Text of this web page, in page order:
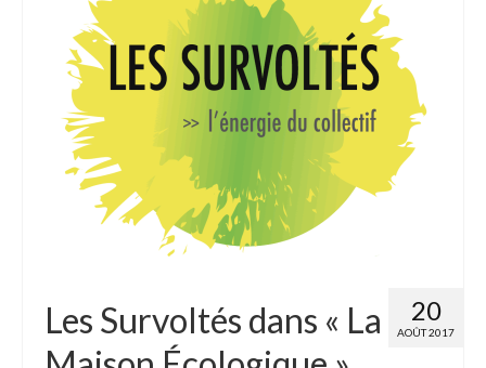
20
AOÛT 2017
Les Survoltés dans « La